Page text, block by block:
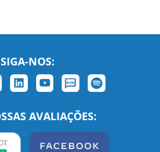
SIGA-NOS:
AVALIAÇÕES: